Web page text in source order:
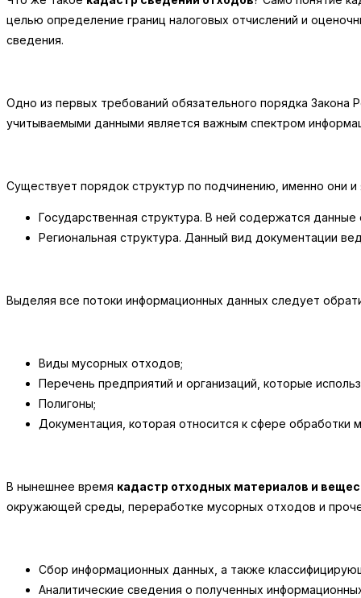
целью определение границ налоговых отчислений и
сведения.
Одно из первых требований обязательного порядка
учитываемыми данными является важным спектром
Существует порядок структур по подчинению, именно они
Государственная структура. В ней содержатся
Региональная структура. Данный вид документации
Выделяя все потоки информационных данных следует
Виды мусорных отходов;
Перечень предприятий и организаций, которые
Полигоны;
Документация, которая относится к сфере обработки
В нынешнее время кадастр отходных материалов и
окружающей среды, переработке мусорных отходов и
Сбор информационных данных, а также
Аналитические сведения о полученных